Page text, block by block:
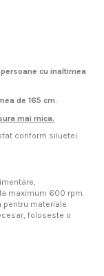
cu inaltimea
de 165 cm.
mai mica.
conform siluetei
maximum 600 rpm.
pentru materiale
foloseste o